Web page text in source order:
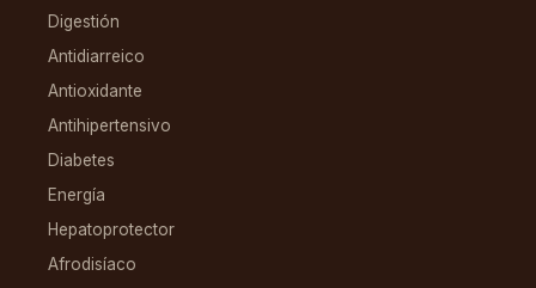
Digestión
Antidiarreico
Antioxidante
Antihipertensivo
Diabetes
Energía
Hepatoprotector
Afrodisíaco